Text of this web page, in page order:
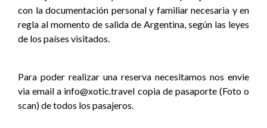
con la documentación personal y familiar necesaria y en
regla al momento de salida de Argentina, según las leyes
de los países visitados.
Para poder realizar una reserva necesitamos nos envie
via email a info@xotic.travel copia de pasaporte (Foto o
scan) de todos los pasajeros.